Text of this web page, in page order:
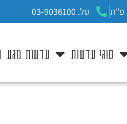
טל. 03-9036100
סוגי עדשות עדשות מגע